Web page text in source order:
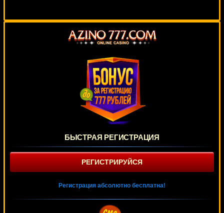
БЫСТРАЯ РЕГИСТРАЦИЯ
РЕГИСТРИРУЙСЯ
Регистрация абсолютно бесплатна!